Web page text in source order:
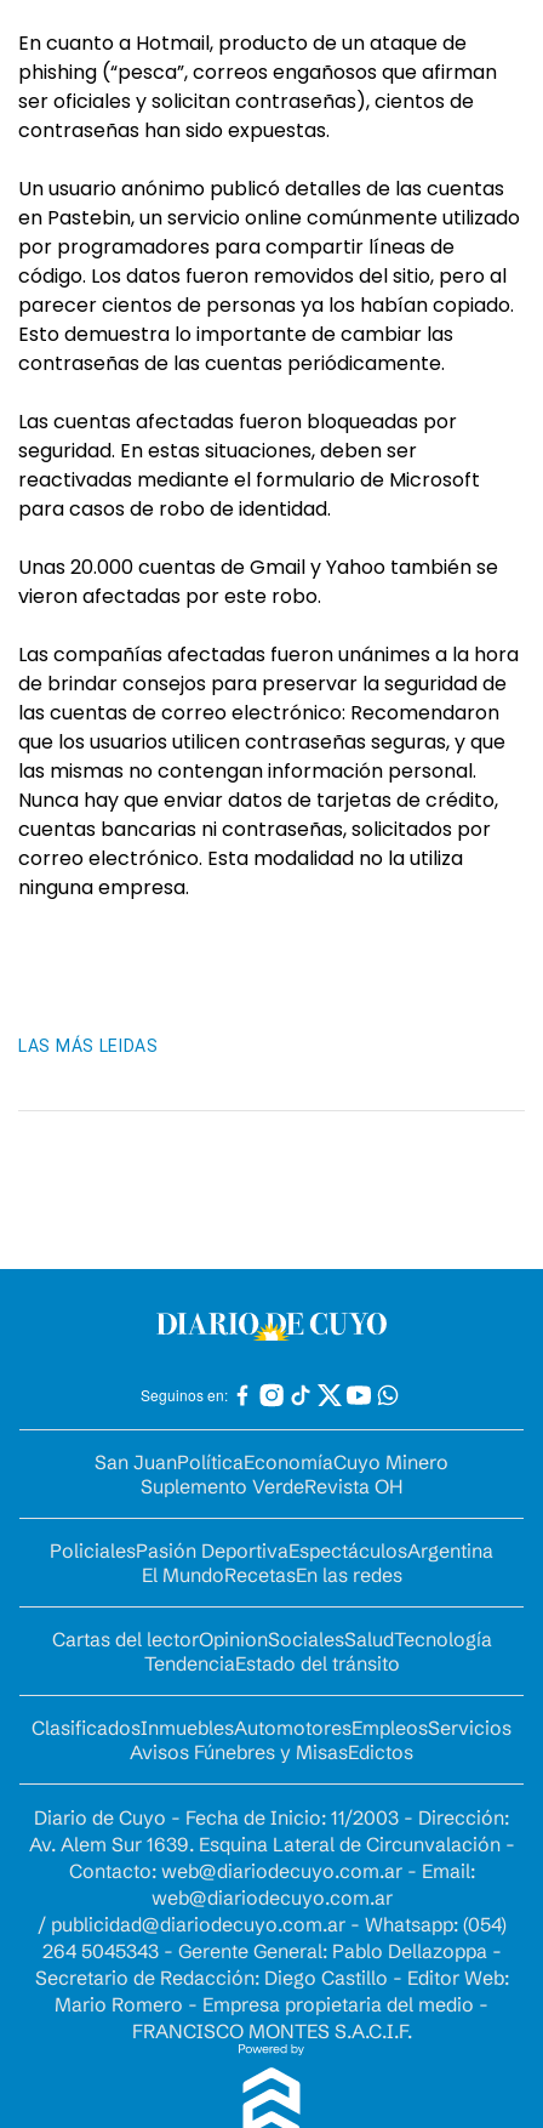
En cuanto a Hotmail, producto de un ataque de
phishing (“pesca”, correos engañosos que afirman
ser oficiales y solicitan contraseñas), cientos de
contraseñas han sido expuestas.
Un usuario anónimo publicó detalles de las cuentas
en Pastebin, un servicio online comúnmente utilizado
por programadores para compartir líneas de
código. Los datos fueron removidos del sitio, pero al
parecer cientos de personas ya los habían copiado.
Esto demuestra lo importante de cambiar las
contraseñas de las cuentas periódicamente.
Las cuentas afectadas fueron bloqueadas por
seguridad. En estas situaciones, deben ser
reactivadas mediante el formulario de Microsoft
para casos de robo de identidad.
Unas 20.000 cuentas de Gmail y Yahoo también se
vieron afectadas por este robo.
Las compañías afectadas fueron unánimes a la hora
de brindar consejos para preservar la seguridad de
las cuentas de correo electrónico: Recomendaron
que los usuarios utilicen contraseñas seguras, y que
las mismas no contengan información personal.
Nunca hay que enviar datos de tarjetas de crédito,
cuentas bancarias ni contraseñas, solicitados por
correo electrónico. Esta modalidad no la utiliza
ninguna empresa.
LAS MÁS LEIDAS
Seguinos en:
San JuanPolíticaEconomíaCuyo Minero
Suplemento VerdeRevista OH
PolicialesPasión DeportivaEspectáculosArgentina
El MundoRecetasEn las redes
Cartas del lectorOpinionSocialesSaludTecnología
TendenciaEstado del tránsito
ClasificadosInmueblesAutomotoresEmpleosServicios
Avisos Fúnebres y MisasEdictos
Diario de Cuyo - Fecha de Inicio: 11/2003 - Dirección:
Av. Alem Sur 1639. Esquina Lateral de Circunvalación -
Contacto: web@diariodecuyo.com.ar- Email:
web@diariodecuyo.com.ar
/ publicidad@diariodecuyo.com.ar- Whatsapp: (054)
264 5045343 - Gerente General: Pablo Dellazoppa -
Secretario de Redacción: Diego Castillo - Editor Web:
Mario Romero - Empresa propietaria del medio -
FRANCISCO MONTES S.A.C.I.F.